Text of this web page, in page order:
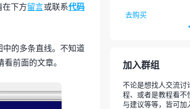
在下方留言或联系代码
的多条直线。不知道
前面的文章。
去购买
加入群组
不论是想找人交流讨
程、或者是教程看不
与建议等等，皆可加